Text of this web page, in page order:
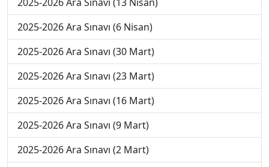
2025-2026 Ara Sınavı (6 Nisan)
2025-2026 Ara Sınavı (30 Mart)
2025-2026 Ara Sınavı (23 Mart)
2025-2026 Ara Sınavı (16 Mart)
2025-2026 Ara Sınavı (9 Mart)
2025-2026 Ara Sınavı (2 Mart)